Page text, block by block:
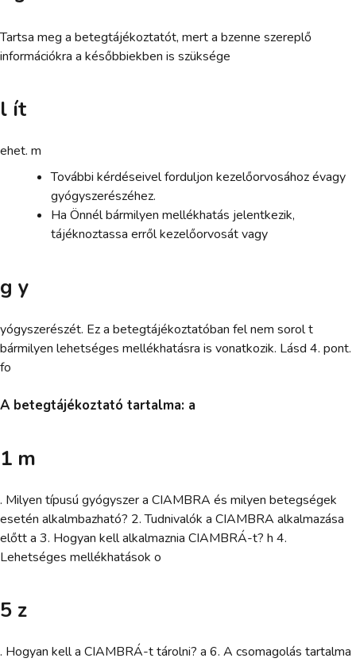
Tartsa meg a betegtájékoztatót, mert a bzenne szereplő
információkra a későbbiekben is szüksége
l ít
ehet. m
További kérdéseivel forduljon kezelőorvosához évagy
gyógyszerészéhez.
Ha Önnél bármilyen mellékhatás jelentkezik,
tájéknoztassa erről kezelőorvosát vagy
g y
yógyszerészét. Ez a betegtájékoztatóban fel nem sorol t
bármilyen lehetséges mellékhatásra is vonatkozik. Lásd 4. pont.
fo
A betegtájékoztató tartalma: a
1 m
. Milyen típusú gyógyszer a CIAMBRA és milyen betegségek
esetén alkalmbazható? 2. Tudnivalók a CIAMBRA alkalmazása
előtt a 3. Hogyan kell alkalmaznia CIAMBRÁ-t? h 4.
Lehetséges mellékhatások o
5 z
. Hogyan kell a CIAMBRÁ-t tárolni? a 6. A csomagolás tartalma